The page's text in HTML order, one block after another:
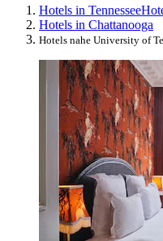
Hotels in Tennessee
Hotels in Chattanooga
Hotels nahe University of